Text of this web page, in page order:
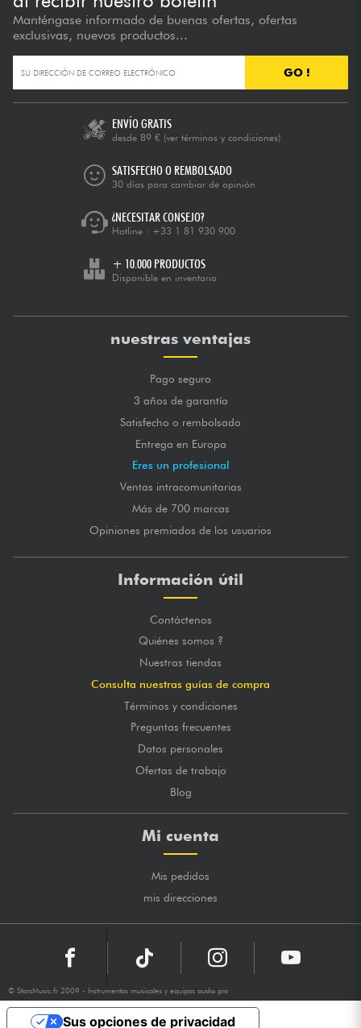
Manténgase informado de buenas ofertas, ofertas
exclusivas, nuevos productos...
GO !
ENVÍO GRATIS
desde 89 € (ver términos y condiciones)
SATISFECHO O REMBOLSADO
30 días para cambiar de opinión
¿NECESITAR CONSEJO?
Hotline : +33 1 81 930 900
+ 10.000 PRODUCTOS
Disponible en inventario
nuestras ventajas
Pago seguro
3 años de garantía
Satisfecho o rembolsado
Entrega en Europa
Eres un profesional
Ventas intracomunitarias
Más de 700 marcas
Opiniones premiados de los usuarios
Información útil
Contáctenos
Quiénes somos ?
Nuestras tiendas
Consulta nuestras guías de compra
Términos y condiciones
Preguntas frecuentes
Datos personales
Ofertas de trabajo
Blog
Mi cuenta
Mis pedidos
mis direcciones
© StarsMusic.fr 2009 - Instrumentos musicales y equipos audio pro
Sus opciones de privacidad